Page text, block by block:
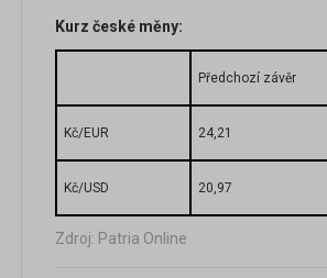
Kurz české měny:
Předchozí závěr
Kč/EUR 24,21
Kč/USD 20,97
Zdroj: Patria Online